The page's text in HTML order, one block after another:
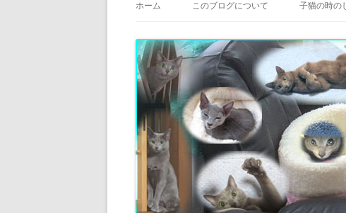
ホーム このブログについて 子猫の時の